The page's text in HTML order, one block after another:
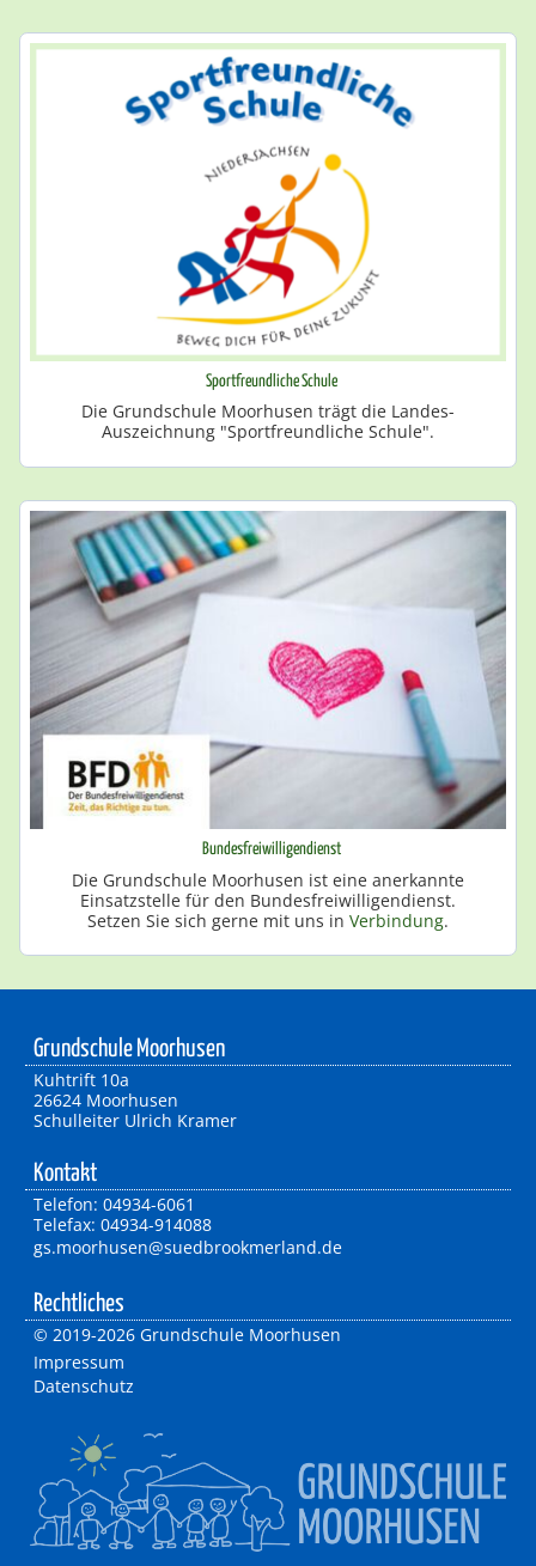
Sportfreundliche Schule
Die Grundschule Moorhusen trägt die Landes-
Auszeichnung "Sportfreundliche Schule".
Bundesfreiwilligendienst
Die Grundschule Moorhusen ist eine anerkannte
Einsatzstelle für den Bundesfreiwilligendienst.
Setzen Sie sich gerne mit uns in Verbindung.
Grundschule Moorhusen
Kuhtrift 10a
26624 Moorhusen
Schulleiter Ulrich Kramer
Kontakt
Telefon: 04934-6061
Telefax: 04934-914088
gs.moorhusen@suedbrookmerland.de
Rechtliches
© 2019-2026 Grundschule Moorhusen
Impressum
Datenschutz